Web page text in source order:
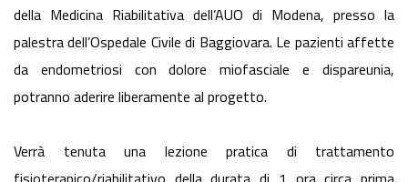
della Medicina Riabilitativa dell’AUO di Modena, presso la
palestra dell’Ospedale Civile di Baggiovara. Le pazienti affette
da endometriosi con dolore miofasciale e dispareunia,
potranno aderire liberamente al progetto.
Verrà tenuta una lezione pratica di trattamento